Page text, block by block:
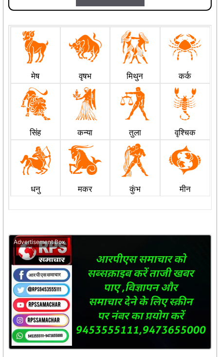
मेष वृषभ मिथुन कर्क
सिंह कन्या तुला वृश्चिक
धनु मकर कुंभ मीन
Advertisement Box